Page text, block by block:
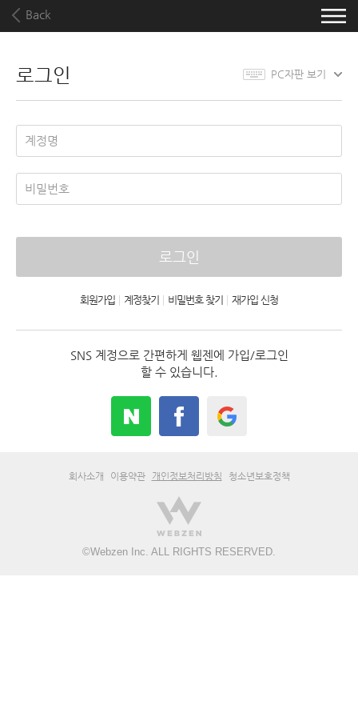
Back
로그인 PC자판 보기
로그인
회원가입 계정찾기 비밀번호 찾기 재가입 신청
SNS 계정으로 간편하게 웹젠에 가입/로그인
할 수 있습니다.
회사소개 이용약관 개인정보처리방침 청소년보호정책
©Webzen Inc. ALL RIGHTS RESERVED.